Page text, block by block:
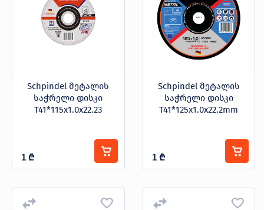
Schpindel მეტალის
საჭრელი დისკი
T41*115x1.0x22.23
1 ₾
Schpindel მეტალის
საჭრელი დისკი
T41*125x1.0x22.2mm
1 ₾